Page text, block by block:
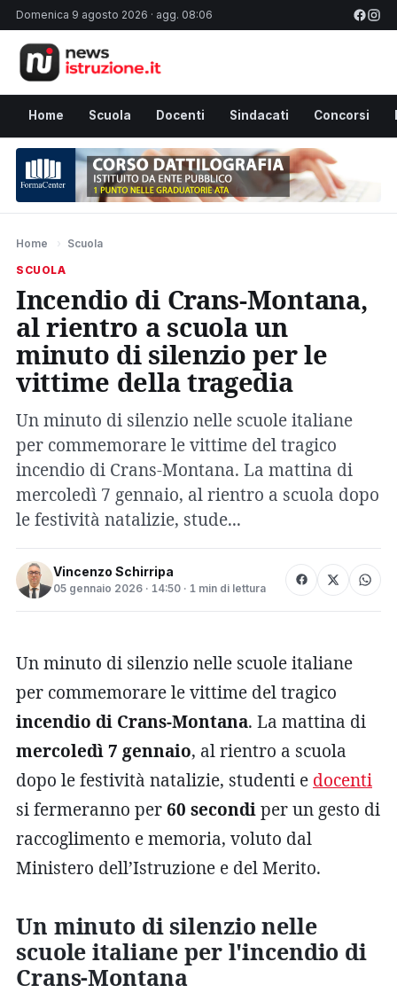
Domenica 9 agosto 2026 · agg. 08:06
Home Scuola Docenti Sindacati Concorsi
Home › Scuola
SCUOLA
Incendio di Crans-Montana,
al rientro a scuola un
minuto di silenzio per le
vittime della tragedia
Un minuto di silenzio nelle scuole italiane
per commemorare le vittime del tragico
incendio di Crans-Montana. La mattina di
mercoledì 7 gennaio, al rientro a scuola dopo
le festività natalizie, stude...
Vincenzo Schirripa
05 gennaio 2026 · 14:50 · 1 min di lettura
Un minuto di silenzio nelle scuole italiane
per commemorare le vittime del tragico
incendio di Crans-Montana. La mattina di
mercoledì 7 gennaio, al rientro a scuola
dopo le festività natalizie, studenti e docenti
si fermeranno per60 secondiper un gesto di
raccoglimento e memoria, voluto dal
Ministero dell’Istruzione e del Merito.
Un minuto di silenzio nelle
scuole italiane per l'incendio di
Crans-Montana